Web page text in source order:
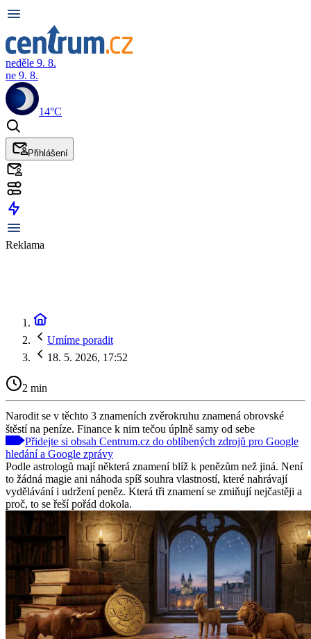
neděle 9. 8.
ne 9. 8.
14°C
Přihlášení
Reklama
Umíme poradit
18. 5. 2026, 17:52
2 min
Narodit se v těchto 3 znameních zvěrokruhu znamená obrovské
štěstí na peníze. Finance k nim tečou úplně samy od sebe
Přidejte si obsah Centrum.cz do oblíbených zdrojů pro Google
hledání a Google zprávy
Podle astrologů mají některá znamení blíž k penězům než jiná. Není
to žádná magie ani náhoda spíš souhra vlastností, které nahrávají
vydělávání i udržení peněz. Která tři znamení se zmiňují nejčastěji a
proč, to se řeší pořád dokola.